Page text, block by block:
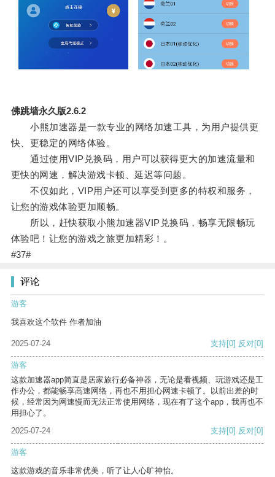
佛跳墙永久版2.6.2
小熊加速器是一款专业的网络加速工具，为用户提供更
快、更稳定的网络体验。
通过使用VIP兑换码，用户可以获得更大的加速流量和
更快的网速，解决游戏卡顿、延迟等问题。
不仅如此，VIP用户还可以享受到更多的特权和服务，
让您的游戏体验更加顺畅。
所以，赶快获取小熊加速器VIP兑换码，畅享无限畅玩
体验吧！让您的游戏之旅更加精彩！。
#37#
评论
游客
我喜欢这个软件 作者加油
2025-07-24 支持[0] 反对[0]
游客
这款加速器app简直是居家旅行必备神器，无论是看视频、玩游戏还是工
作办公，都能畅享高速网络，再也不用担心网速卡顿了。以前出差的时
候，经常因为网速慢而无法正常使用网络，现在有了这个app，我再也不
用担心了。
2025-07-24
支持[0] 反对[0]
游客
这款游戏的音乐非常优美，听了让人心旷神怡。